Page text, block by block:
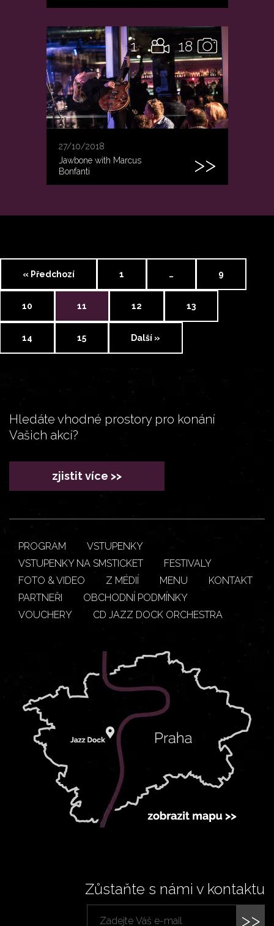
18
1
27/10/2018
Jawbone with Marcus
Bonfanti
« Předchozí 1 … 9
10 11 12 13
14 15 Další »
Hledáte vhodné prostory pro konání
Vašich akcí?
zjistit více >>
PROGRAM
VSTUPENKY
VSTUPENKY NA SMSTICKET
FESTIVALY
FOTO & VIDEO
Z MÉDIÍ MENU
KONTAKT
PARTNEŘI
OBCHODNÍ PODMÍNKY
VOUCHERY
CD JAZZ DOCK ORCHESTRA
Zůstaňte s námi v kontaktu
>>